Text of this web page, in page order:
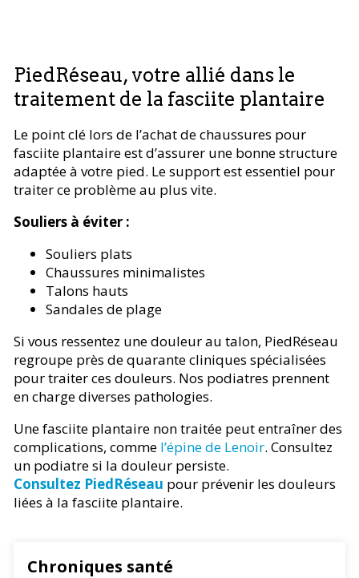
PiedRéseau, votre allié dans le
traitement de la fasciite plantaire
Le point clé lors de l’achat de chaussures pour
fasciite plantaire est d’assurer une bonne structure
adaptée à votre pied. Le support est essentiel pour
traiter ce problème au plus vite.
Souliers à éviter :
Souliers plats
Chaussures minimalistes
Talons hauts
Sandales de plage
Si vous ressentez une douleur au talon, PiedRéseau
regroupe près de quarante cliniques spécialisées
pour traiter ces douleurs. Nos podiatres prennent
en charge diverses pathologies.
Une fasciite plantaire non traitée peut entraîner des
complications, comme l’épine de Lenoir. Consultez
un podiatre si la douleur persiste.
Consultez PiedRéseau pour prévenir les douleurs
liées à la fasciite plantaire.
Chroniques santé